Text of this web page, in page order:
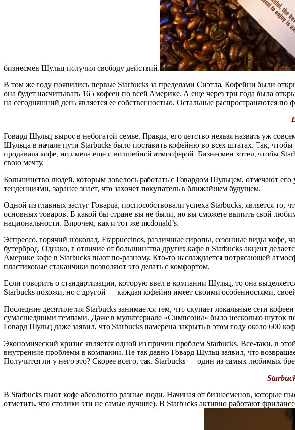
бизнесмен Шульц получил свободу действий.
В том же году появились первые Starbucks за пределами Сиэтла. Кофейни были
она будет насчитывать 165 кофеен по всей Америке. А еще через три года была
на сегодняшний день является ее собственностью. Остальные распространяются по
Говард Шульц вырос в небогатой семье. Правда, его детство нельзя назвать уж
Шульца в начале пути Starbucks было поставить кофейню во всех штатах. Так,
продавала кофе, но имела еще и волшебной атмосферой. Бизнесмен хотел, чтобы
свою мечту.
Большинство людей, которым довелось работать с Говардом Шульцем, отмечают
тенденциями, заранее знает, что захочет покупатель в ближайшем будущем.
Одной из главных заслуг Говарда, поспособствовали успеха Starbucks, является
основных товаров. В какой бы стране вы не были, но вы сможете выпить свой
национальности. Впрочем, как и тот же mcdonald’s.
Эспрессо, горячий шоколад, Frappuccinos, различные сиропы, сезонные виды кофе,
бутерброд. Однако, в отличие от большинства других кафе в Starbucks акцент
Америке кофе в Starbucks пьют по-разному. Кто-то наслаждается потрясающей
пластиковые стаканчики позволяют это делать с комфортом.
Если говорить о стандартизации, которую ввел в компании Шульц, то она
Starbucks похожи, но с другой — каждая кофейня имеет своими особенностями,
Последние десятилетия Starbucks занимается тем, что скупает локальные сети
сумасшедшими темпами. Даже в мультсериале «Симпсоны» было несколько шуток по
Говард Шульц даже заявил, что Starbucks намерена закрыть в этом году около 600
Экономический кризис является одной из причин проблем Starbucks. Все-таки, в
внутренние проблемы в компании. Не так давно Говард Шульц заявил, что
Получится ли у него это? Скорее всего, так. Starbucks — один из самых любимых
В Starbucks пьют кофе абсолютно разные люди. Начиная от бизнесменов, которые
отметить, что столики эти не самые лучшие). В Starbucks активно работают